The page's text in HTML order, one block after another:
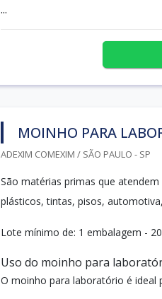
...
MOINHO PARA
ADEXIM COMEXIM / SÃO PAULO - SP
São matérias primas que
plásticos, tintas, pisos,
Lote mínimo de: 1 embalagem -
Uso do moinho para
O moinho para laboratório é ideal